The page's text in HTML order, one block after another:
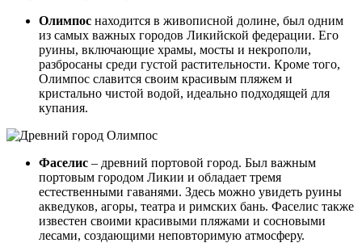
Олимпос находится в живописной долине, был одним
из самых важных городов Ликийской федерации. Его
руины, включающие храмы, мосты и некрополи,
разбросаны среди густой растительности. Кроме того,
Олимпос славится своим красивым пляжем и
кристально чистой водой, идеально подходящей для
купания.
Фаселис – древний портовой город. Был важным
портовым городом Ликии и обладает тремя
естественными гаванями. Здесь можно увидеть руины
акведуков, агоры, театра и римских бань. Фаселис также
известен своими красивыми пляжами и сосновыми
лесами, создающими неповторимую атмосферу.